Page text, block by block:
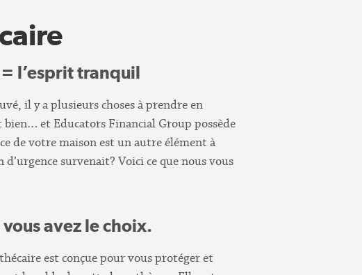
l’esprit tranquil
il y a plusieurs choses à prendre en
et Educators Financial Group possède
de votre maison est un autre élément à
survenait? Voici ce que nous vous
avez le choix.
est conçue pour vous protéger et